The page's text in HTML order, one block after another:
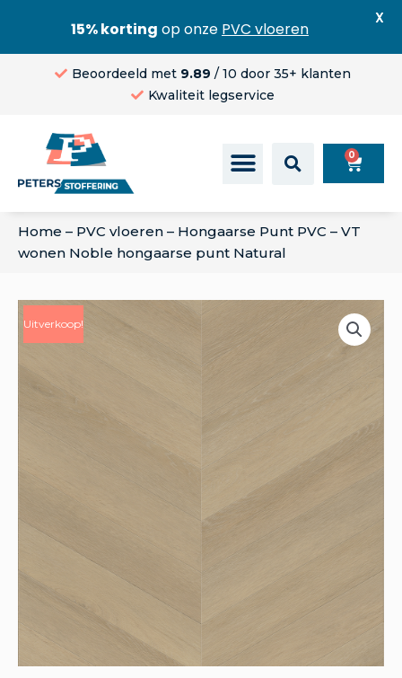
Beoordeeld met 9.89 / 10 door 35+ klanten
Kwaliteit legservice
0
Home – PVC vloeren – Hongaarse Punt PVC – VT
wonen Noble hongaarse punt Natural
Uitverkoop!
15% korting op onze PVC vloeren
X